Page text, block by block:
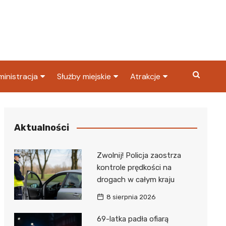
Skarbowy
Służby miejskie
Policja
Atrakcje
Aktualności
Zwolnij! Policja zaostrza
kontrole prędkości na
drogach w całym kraju
8 sierpnia 2026
69-latka padła ofiarą